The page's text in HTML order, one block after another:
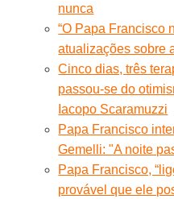
nunca
“O Papa Francisco
atualizações sobre
Cinco dias, três
passou-se do
Iacopo Scaramuzzi
Papa Francisco
Gemelli: "A noite
Papa Francisco,
provável que ele